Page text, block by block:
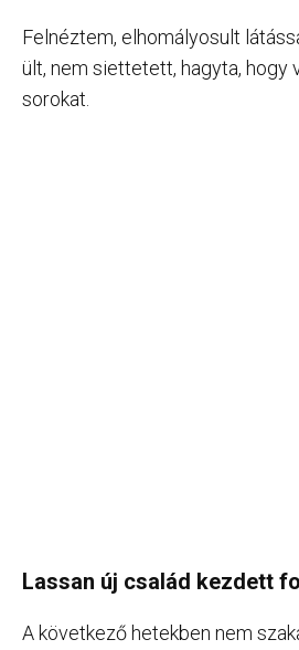
Felnéztem, elhomályosult
ült, nem siettetett, hagyta, hogy
sorokat.
Lassan új család kezdett
A következő hetekben nem